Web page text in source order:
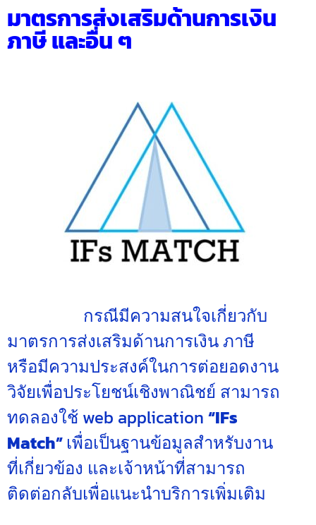
มาตรการส่งเสริมด้านการเงิน
ภาษี และอื่น ๆ
กรณีมีความสนใจเกี่ยวกับ
มาตรการส่งเสริมด้านการเงิน ภาษี
หรือมีความประสงค์ในการต่อยอดงาน
วิจัยเพื่อประโยชน์เชิงพาณิชย์ สามารถ
ทดลองใช้ web application “IFs
Match” เพื่อเป็นฐานข้อมูลสำหรับงาน
ที่เกี่ยวข้อง และเจ้าหน้าที่สามารถ
ติดต่อกลับเพื่อแนะนำบริการเพิ่มเติม